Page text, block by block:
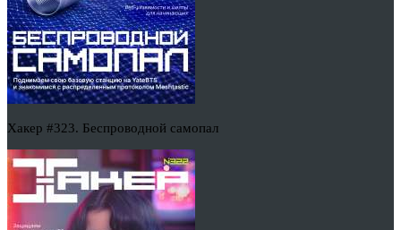
Хакер #323. Беспроводной самопал